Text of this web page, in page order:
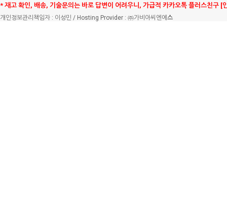
* 재고 확인, 배송, 기술문의는 바로 답변이 어려우니, 가급적 카카오톡 플러스친구 [
개인정보관리책임자 : 이성민 / Hosting Provider : ㈜가비아씨엔에 스